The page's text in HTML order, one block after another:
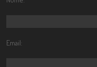
Email: